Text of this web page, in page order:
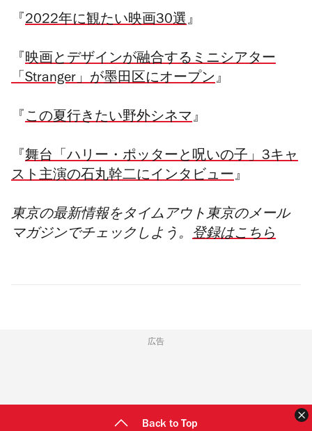
『 2022年に観たい映画30選』
『 映画とデザインが融合するミニシアター
「Stranger」が墨田区にオープン』
『 この夏行きたい野外シネマ』
『 舞台「ハリー・ポッターと呪いの子」3キャ
スト主演の石丸幹二にインタビュー』
東京の最新情報をタイムアウト東京のメール
マガジンでチェックし よう。 登録はこちら
広告
Back to Top